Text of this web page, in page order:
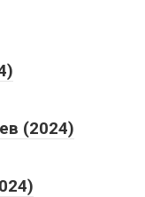
(2024)